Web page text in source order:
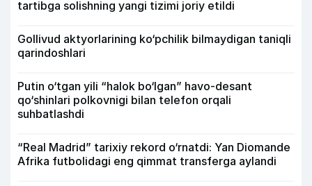
tartibga solishning yangi tizimi joriy etildi
Gollivud aktyorlarining ko‘pchilik bilmaydigan taniqli
qarindoshlari
Putin o‘tgan yili “halok bo‘lgan” havo-desant
qo‘shinlari polkovnigi bilan telefon orqali
suhbatlashdi
“Real Madrid” tarixiy rekord o‘rnatdi: Yan Diomande
Afrika futbolidagi eng qimmat transferga aylandi